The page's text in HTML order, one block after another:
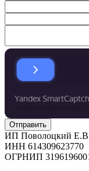
ИП Поволоцкий
ИНН 614309623770
ОГРНИП